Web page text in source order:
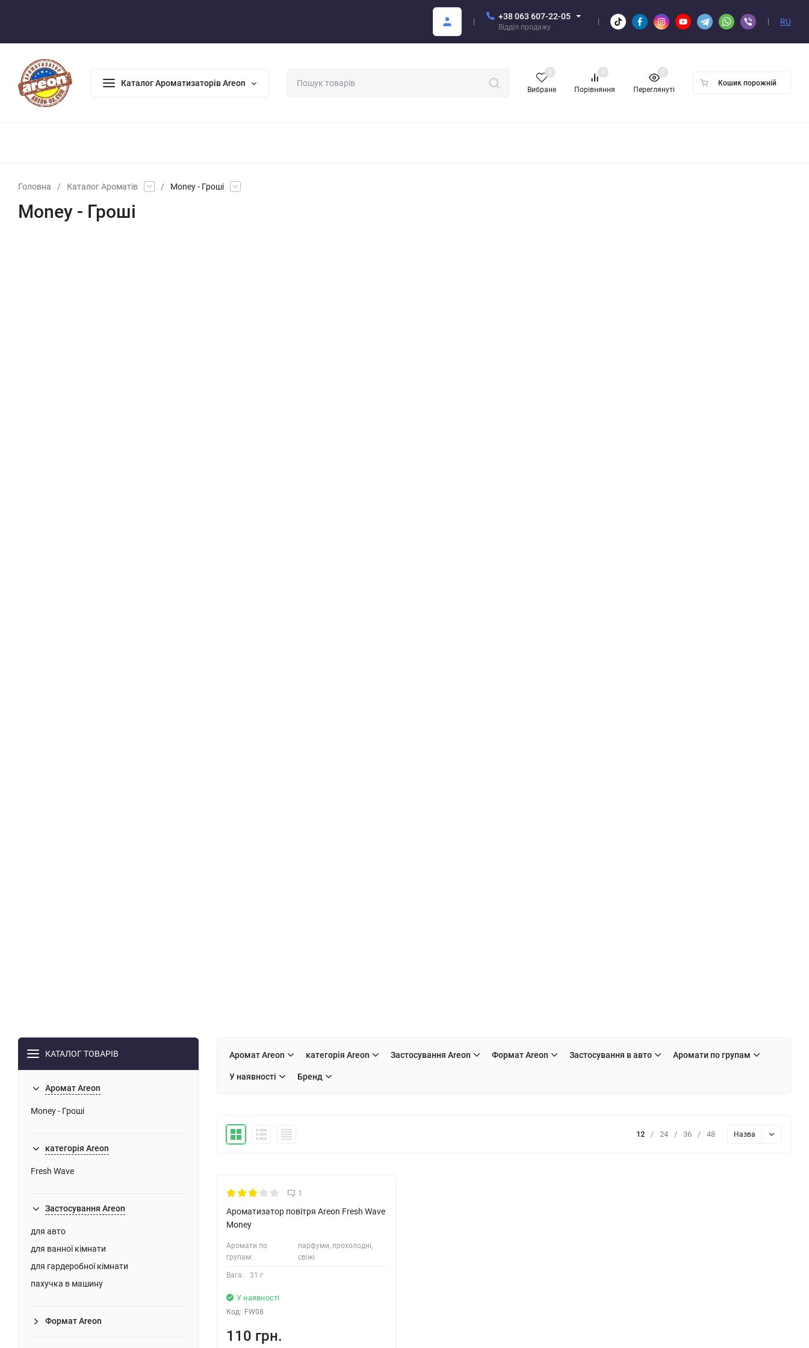
+38 063 607-22-05
Відділ продажу
RU
Каталог Ароматизаторів Areon
Вибране
0
Порівняння
0
Переглянуті
0
Кошик порожній
Головна / Каталог Ароматів / Money - Гроші
Money - Гроші
КАТАЛОГ ТОВАРІВ
Аромат Areon
Money - Гроші
категорія Areon
Fresh Wave
Застосування Areon
для авто
для ванної кімнати
для гардеробної кімнати
пахучка в машину
Формат Areon
Аромат Areon категорія Areon Застосування Areon Формат Areon Застосування в авто Аромати по групам
У наявності Бренд
12 / 24 / 36 / 48 Назва
1
Ароматизатор повітря Areon Fresh Wave
Money
Аромати по
групам:
парфуми, прохолодні,
свіжі
Вага: 31 г
У наявності
Код: FW08
110 грн.